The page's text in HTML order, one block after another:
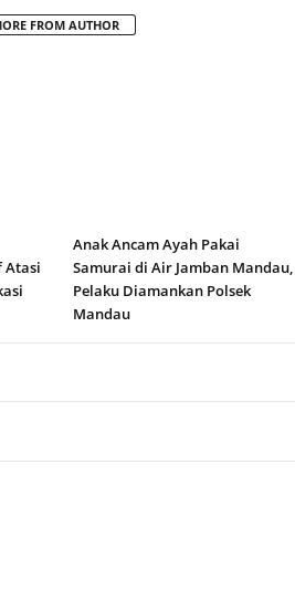
FROM AUTHOR
Atasi
Anak Ancam Ayah Pakai
Samurai di Air Jamban Mandau,
Pelaku Diamankan Polsek
Mandau